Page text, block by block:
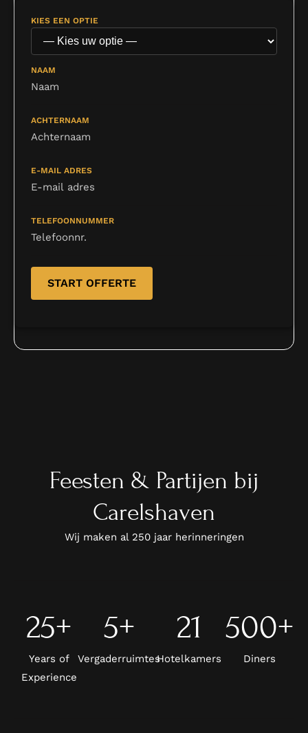
KIES EEN OPTIE
NAAM
ACHTERNAAM
E-MAIL ADRES
TELEFOONNUMMER
Feesten & Partijen bij
Carelshaven
Wij maken al 250 jaar herinneringen
Years of
Experience
25+
Vergaderruimtes
5+
Hotelkamers
21
Diners
500+